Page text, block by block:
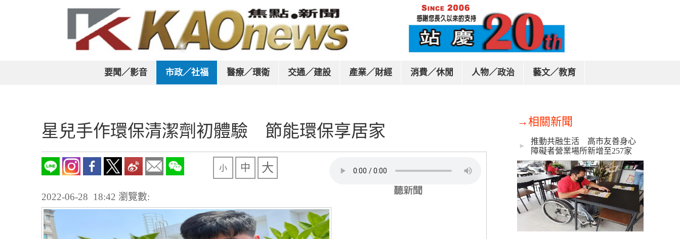
要聞／影音 市政／社福 醫療／環衛 交通／建設 產業／財經 消費／休閒 人物／政治 藝文／教育
星兒手作環保清潔劑初體驗 節能環保享居家
小 中 大
2022-06-28 18:42 瀏覽數:
→相關新聞
►
推動共融生活 高市友善身心
障礙者營業場所新增至257家